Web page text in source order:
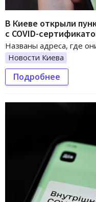
В Киеве открыли
с COVID-
Названы адреса, где
Новости Киева
Подробнее